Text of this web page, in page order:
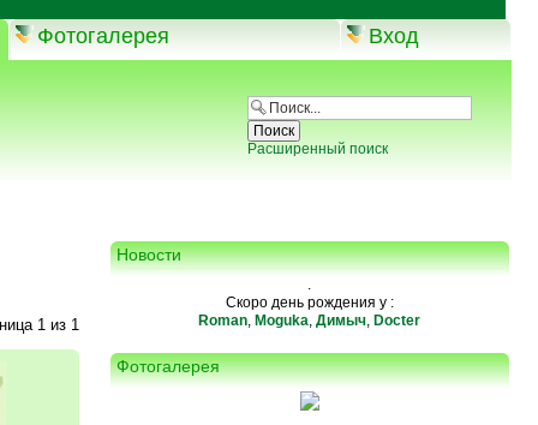
Фотогалерея Вход
Расширенный поиск
1из 1
Новости
.
Скоро день рождения у :
Roman, Moguka,Димыч, Docter
Фотогалерея